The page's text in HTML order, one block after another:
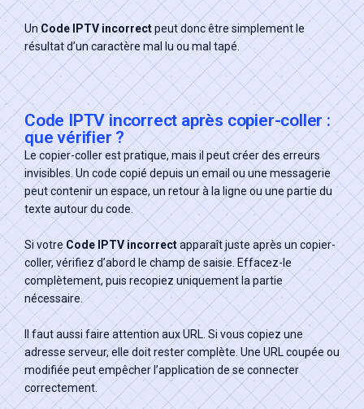
Un Code IPTV incorrectpeut donc être simplement le
résultat d’un caractère mal lu ou mal tapé.
Code IPTV incorrect après copier-coller :
que vérifier ?
Le copier-coller est pratique, mais il peut créer des erreurs
invisibles. Un code copié depuis un email ou une messagerie
peut contenir un espace, un retour à la ligne ou une partie du
texte autour du code.
Si votre Code IPTV incorrectapparaît juste après un copier-
coller, vérifiez d’abord le champ de saisie. Effacez-le
complètement, puis recopiez uniquement la partie
nécessaire.
Il faut aussi faire attention aux URL. Si vous copiez une
adresse serveur, elle doit rester complète. Une URL coupée ou
modifiée peut empêcher l’application de se connecter
correctement.